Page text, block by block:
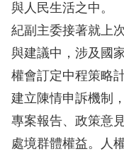
權
公
約
陳
情
申
訴
與人民生活之中。
紀副主委接著就上
與建議中，涉及國
權會訂定中程策略
建立陳情申訴機制
專案報告、政策意
處境群體權益。人